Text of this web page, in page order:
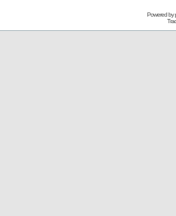
Powered by